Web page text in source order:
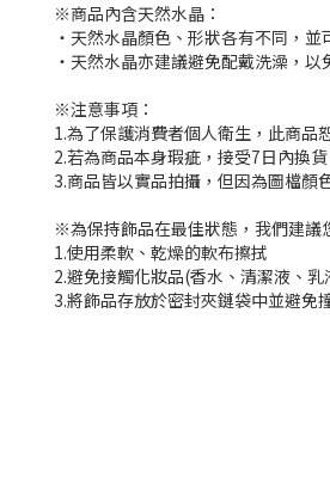
※商品內含天然水晶：
‧天然水晶顏色、形狀各有不同，並
‧天然水晶亦建議避免配戴洗澡，以
※注意事項：
1.為了保護消費者個人衛生，此商品
2.若為商品本身瑕疵，接受7日內換貨
3.商品皆以實品拍攝，但因為圖檔顏
※為保持飾品在最佳狀態，我們建議
1.使用柔軟、乾燥的軟布擦拭
2.避免接觸化妝品(香水、清潔液、
3.將飾品存放於密封夾鏈袋中並避免